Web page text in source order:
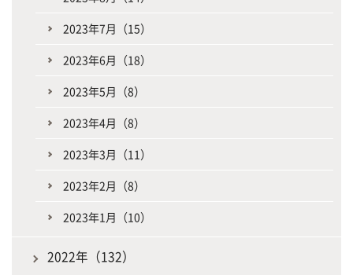
2023年7月（15）
2023年6月（18）
2023年5月（8）
2023年4月（8）
2023年3月（11）
2023年2月（8）
2023年1月（10）
2022年（132）